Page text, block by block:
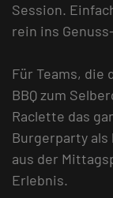
Session.
rein ins
Für Teams, die
BBQ zum
Raclette das
Burgerparty
aus der
Erlebnis.